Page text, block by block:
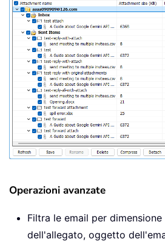
Operazioni avanzate
Filtra le email per
dell'allegato, oggetto